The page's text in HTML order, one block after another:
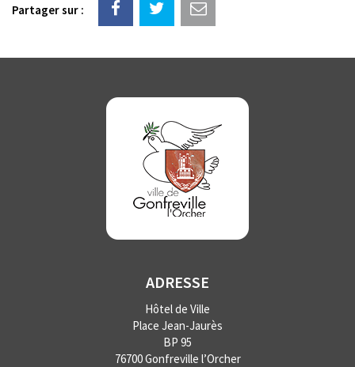
Partager sur :
ADRESSE
Hôtel de Ville
Place Jean-Jaurès
BP 95
76700 Gonfreville l’Orcher